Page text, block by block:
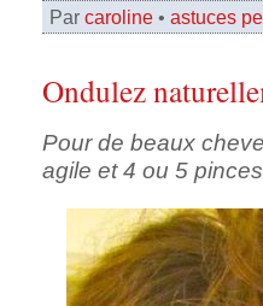
Par caroline • astuces
Ondulez
Pour de beaux
agile et 4 ou 5